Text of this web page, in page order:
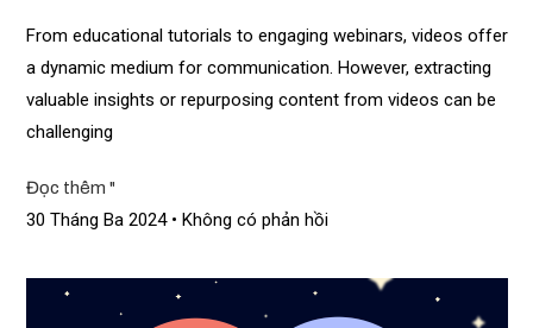
From educational tutorials to engaging webinars, videos offer
a dynamic medium for communication. However, extracting
valuable insights or repurposing content from videos can be
challenging
Đọc thêm "
30 Tháng Ba 2024 Không có phản hồi